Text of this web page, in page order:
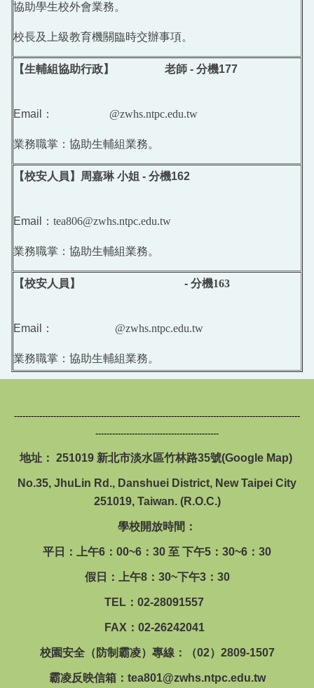
協助學生校外會業務。
校長及上級教育機關臨時交辦事項。
【生輔組協助行政】 老師 - 分機177
Email ： @zwhs.ntpc.edu.tw
業務職掌：協助生輔組業務。
【校安人員 】 周嘉琳 小姐 - 分機162
Email ：tea806@zwhs.ntpc.edu.tw
業務職掌：協助生輔組業務。
【校安人員】 - 分機163
Email ： @zwhs.ntpc.edu.tw
業務職掌：協助生輔組業務。
------------------------------------------------------------------------------------------------------
--------------------------------------------
地址： 251019 新北市淡水區竹林路35號(Google Map)
No.35, JhuLin Rd., Danshuei District, New Taipei City
251019, Taiwan. (R.O.C.)
學校開放時間：
平日：上午6：00~6：30 至 下午5：30~6：30
假日：上午8：30~下午3：30
TEL：02-28091557
FAX：02-26242041
校園安全（防制霸凌）專線：（02）2809-1507
霸凌反映信箱： tea801@zwhs.ntpc.edu.tw